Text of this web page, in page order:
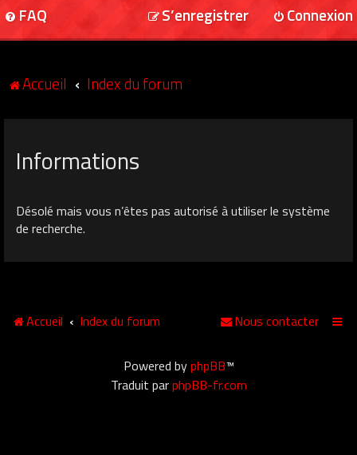
FAQ Connexion
S’enregistrer
Accueil Index du forum
Informations
Désolé mais vous n’êtes pas autorisé à utiliser le système
de recherche.
Accueil Index du forum Nous contacter
Powered byphpBB™
Traduit parphpBB-fr.com